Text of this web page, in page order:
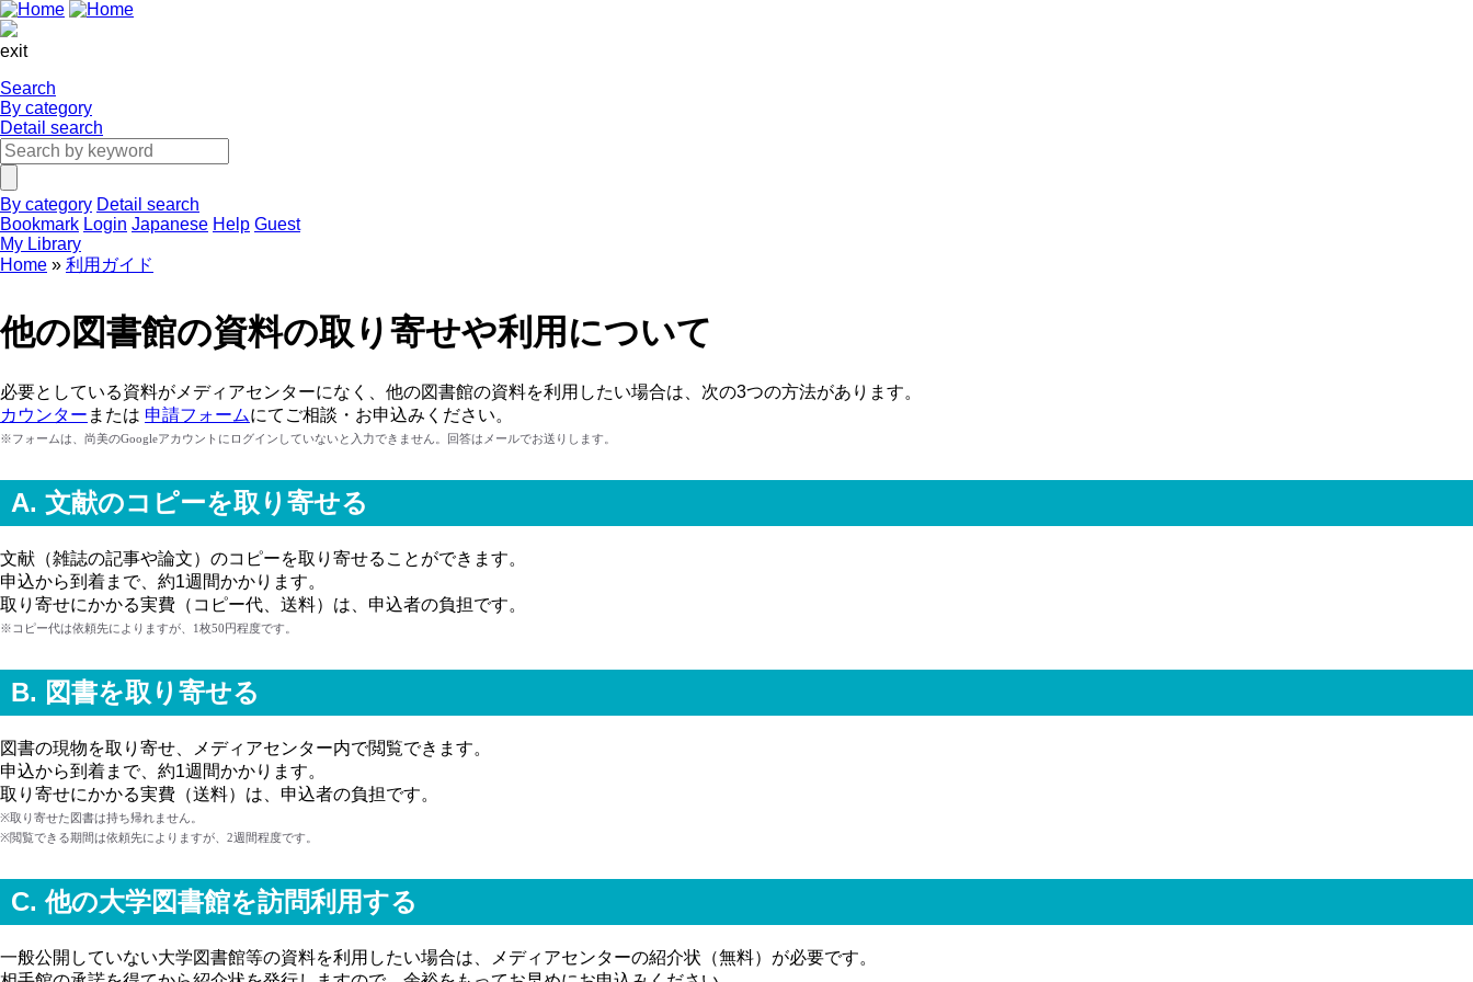
exit
Search
By category
Detail search
By category Detail search
Bookmark Login Japanese Help Guest
My Library
Home
利用ガイド
他の図書館の資料の取り寄せや利用について
必要としている資料がメディアセンターになく、他の図書館の資料を利用したい場合は、次の3つの方法があります。
カウンター または 申請フォームにてご相談・お申込みください。
※フォームは、尚美のGoogleアカウントにログインしていないと入力できません。回答はメールでお送りします。
A. 文献のコピーを取り寄せる
文献（雑誌の記事や論文）のコピーを取り寄せることができます。
申込から到着まで、約1週間かかります。
取り寄せにかかる実費（コピー代、送料）は、申込者の負担です。
※コピー代は依頼先によりますが、1枚50円程度です。
B. 図書を取り寄せる
図書の現物を取り寄せ、メディアセンター内で閲覧できます。
申込から到着まで、約1週間かかります。
取り寄せにかかる実費（送料）は、申込者の負担です。
※取り寄せた図書は持ち帰れません。
※閲覧できる期間は依頼先によりますが、2週間程度です。
C. 他の大学図書館を訪問利用する
一般公開していない大学図書館等の資料を利用したい場合は、メディアセンターの紹介状（無料）が必要です。